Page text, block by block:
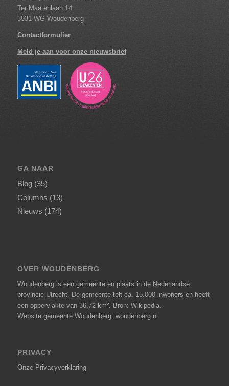
Ter Maatenlaan 14
3931 WG Woudenberg
Contactformulier
Meld je aan voor onze nieuwsbrief
GA NAAR
Blog(35)
Columns (13)
Nieuws (174)
OVER WOUDENBERG
Woudenberg is een gemeente en plaats in de Nederlandse
provincie Utrecht. De gemeente telt ca. 15.000 inwoners en heeft
een oppervlakte van 36,72 km².
Bron: Wikipedia.
Website gemeente Woudenberg: woudenberg.nl
PRIVACY
Onze Privacyverklaring